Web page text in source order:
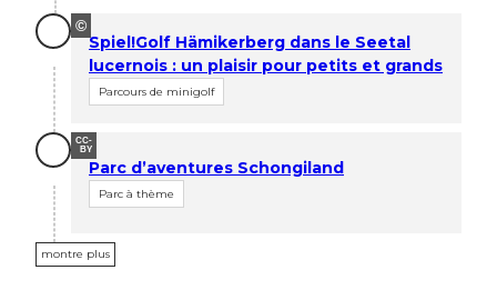
©
Spiel!Golf Hämikerberg dans le Seetal
lucernois : un plaisir pour petits et grands
Parcours de minigolf
CC-
BY
Parc d’aventures Schongiland
Parc à thème
montre plus